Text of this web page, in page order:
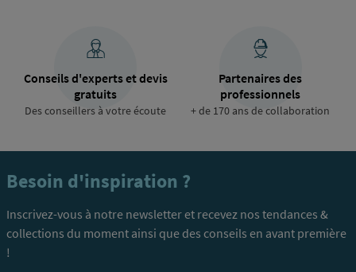
Conseils d'experts et devis
gratuits
Des conseillers à votre écoute
Partenaires des
professionnels
+ de 170 ans de collaboration
Besoin d'inspiration ?
Inscrivez-vous à notre newsletter et recevez nos tendances &
collections du moment ainsi que des conseils en avant première
!